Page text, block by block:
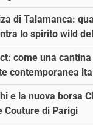
di Talamanca:
lo spirito wild
come una
contemporanea
e la nuova borsa
Couture di Parigi